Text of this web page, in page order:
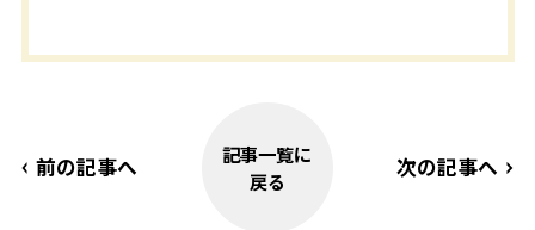
前の記事へ
記事一覧に
戻る
次の記事へ